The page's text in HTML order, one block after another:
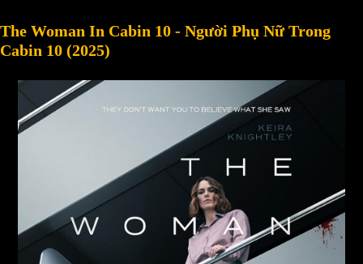
The Woman In Cabin 10 - Người Phụ Nữ Trong
Cabin 10 (2025)